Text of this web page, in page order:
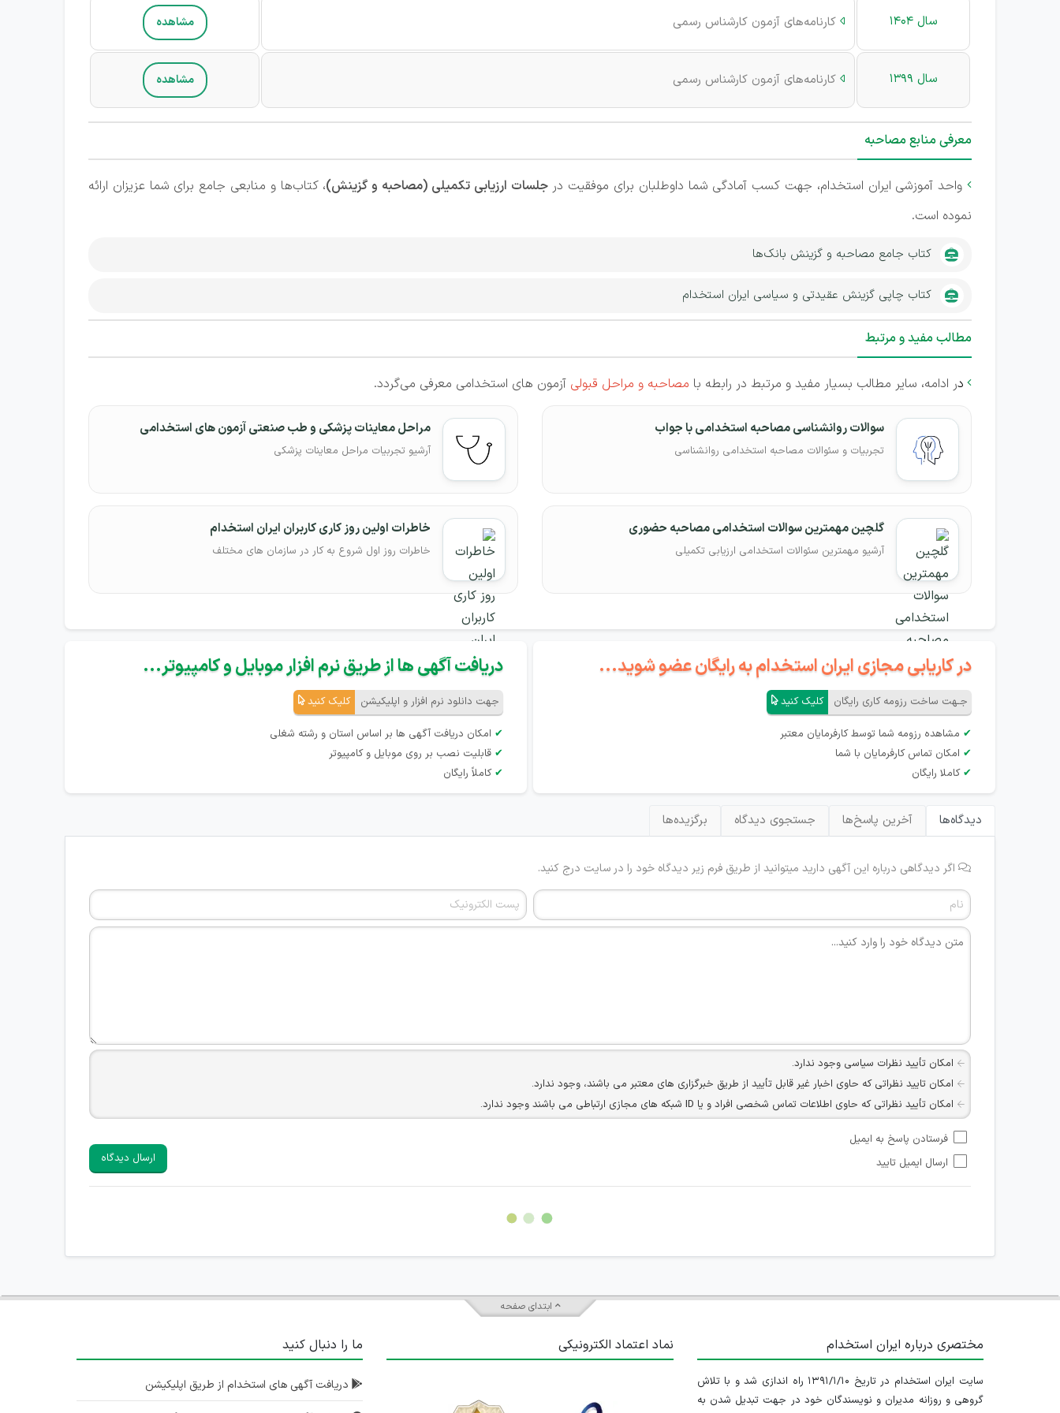
سال 1404  کارنامه‌های آزمون کارشناس رسمی مشاهده
سال 1399  کارنامه‌های آزمون کارشناس رسمی مشاهده
معرفی منابع مصاحبه
واحد آموزشی ایران استخدام، جهت کسب آمادگی شما داوطلبان برای موفقیت درجلسات ارزیابی تکمیلی (مصاحبه و گزینش)، کتاب‌ها و منابعی جامع برای شما عزیزان ارائه
نموده است.
کتاب جامع مصاحبه و گزینش بانک‌ها
کتاب چاپی گزینش عقیدتی و سیاسی ایران استخدام
مطالب مفید و مرتبط
 در ادامه، سایر مطالب بسیار مفید و مرتبط در رابطه با مصاحبه و مراحل قبولی آزمون های استخدامی معرفی می‌گردد.
سوالات روانشناسی مصاحبه استخدامی با جواب
تجربیات و سئوالات مصاحبه استخدامی روانشناسی
مراحل معاینات پزشکی و طب صنعتی آزمون های استخدامی
آرشیو تجربیات مراحل معاینات پزشکی
گلچین مهمترین سوالات استخدامی مصاحبه حضوری
آرشیو مهمترین سئوالات استخدامی ارزیابی تکمیلی
خاطرات اولین روز کاری کاربران ایران استخدام
خاطرات روز اول شروع به کار در سازمان های مختلف
در کاریابی مجازی ایران استخدام به رایگان عضو شوید...
جـهت ساخت رزومه کاری رایگان کلیک کنید
✔ مشاهده رزومه شما توسط کارفرمایان معتبر
✔ امکان تماس کارفرمایان با شما
✔ کاملا رایگان
دریافت آگهی ها از طریق نرم افزار موبایل و کامپیوتر...
جهت دانلود نرم افزار و اپلیکیشن کلیک کنید
✔ امکان دریافت آگهی ها بر اساس استان و رشته شغلی
✔ قابلیت نصب بر روی موبایل و کامپیوتر
✔ کاملاً رایگان
دیدگاه‌ها آخرین پاسخ‌ها جستجوی دیدگاه برگزیده‌ها
اگر دیدگاهی درباره این آگهی دارید میتوانید از طریق فرم زیر دیدگاه خود را در سایت درج کنید.
امکان تأیید نظرات سیاسی وجود ندارد.
امکان تایید نظراتی که حاوی اخبار غیر قابل تأیید از طریق خبرگزاری های معتبر می باشند، وجود ندارد.
امکان تأیید نظراتی که حاوی اطلاعات تماس شخصی افراد و یا ID شبکه های مجازی ارتباطی می باشند وجود ندارد.
هرگونه تحریک، تحقیر و کنایه به سایر افراد (مسئول و غیر مسئول) غیر مجاز می باشد.
امکان هماهنگی برای هرگونه ملاقات حضوری چه به صورت دسته جمعی و چه فردی توسط کاربران سایت وجود ندارد.
فرستادن پاسخ به ایمیل
ارسال ایمیل تایید
ارسال دیدگاه
ابتدای صفحه
مختصری درباره ایران استخدام
سایت ایران استخدام در تاریخ ۱۳۹۱/۱/۱۰ راه اندازی شد و با تلاش
گروهی و روزانه مدیران و نویسندگان خود در جهت تبدیل شدن به
نماد اعتماد الکترونیکی ما را دنبال کنید
دریافت آگهی های استخدام از طریق اپلیکیشن